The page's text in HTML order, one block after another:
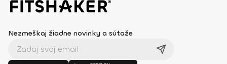
Nezmeškaj žiadne novinky a súťaže